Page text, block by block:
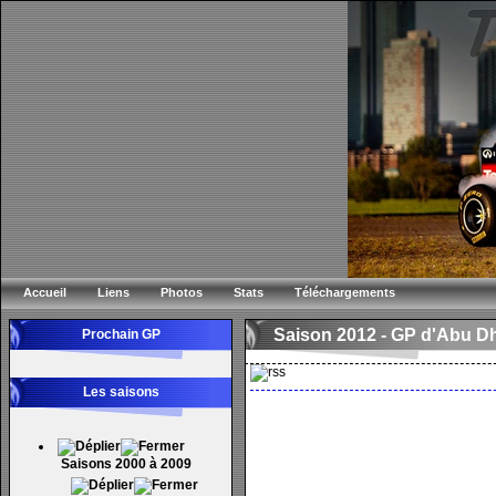
Accueil Liens Photos Stats Téléchargements
Prochain GP
Les saisons
Saisons 2000 à 2009
Saison 2012 - GP d'Abu